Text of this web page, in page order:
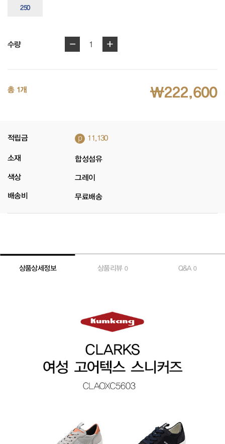
250
수량 - 1 +
총 1개 ₩222,600
적립금 p 11,130
소재 합성섬유
색상 그레이
배송비 무료배송
상품상세정보 상품리뷰 0 Q&A0